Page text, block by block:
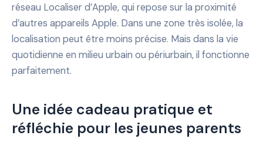
réseau Localiser d’Apple, qui repose sur la proximité
d’autres appareils Apple. Dans une zone très isolée, la
localisation peut être moins précise. Mais dans la vie
quotidienne en milieu urbain ou périurbain, il fonctionne
parfaitement.
Une idée cadeau pratique et
réfléchie pour les jeunes parents